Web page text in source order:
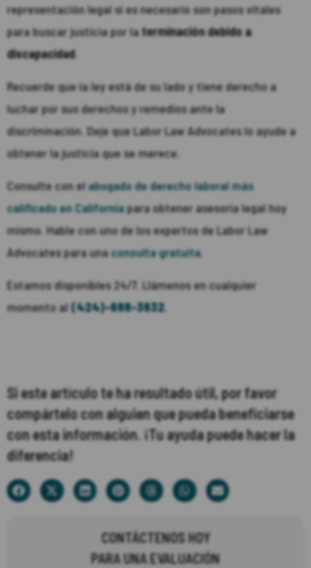
representación legal si es necesario son pasos vitales
para buscar justicia por laterminación debido a
discapacidad.
Recuerde que la ley está de su lado y tiene derecho a
luchar por sus derechos y remedios ante la
discriminación. Deje que Labor Law Advocates lo ayude a
obtener la justicia que se merece.
Consulte con elabogado de derecho laboral más
calificado en Californiapara obtener asesoría legal hoy
mismo. Hable con uno de los expertos de Labor Law
Advocates para unaconsulta gratuita.
Estamos disponibles 24/7. Llámenos en cualquier
momento al(424)-688-3632.
Si este artículo te ha resultado útil, por favor
compártelo con alguien que pueda beneficiarse
con esta información. ¡Tu ayuda puede hacer la
diferencia!
CONTÁCTENOS HOY
PARA UNA EVALUACIÓN